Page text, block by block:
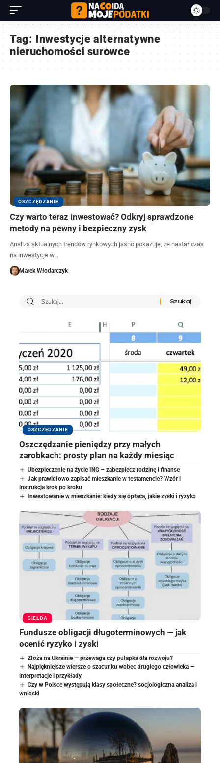
Tag: Inwestycje alternatywne
nieruchomości surowce
OSZCZĘDZANIE
Czy warto teraz inwestować? Odkryj sprawdzone
metody na pewny i bezpieczny zysk
Analiza aktualnych trendów rynkowych jasno pokazuje, że nastał czas
na inwestycje w…
Marek Włodarczyk
OSZCZĘDZANIE
Oszczędzanie pieniędzy przy małych
zarobkach: prosty plan na każdy miesiąc
Ubezpieczenie na życie ING – zabezpiecz rodzinę i finanse
Jak prawidłowo zapisać mieszkanie w testamencie? Wzór i
instrukcja krok po kroku
Inwestowanie w mieszkanie: kiedy się opłaca, jakie zyski i ryzyko
GIEŁDA
Fundusze obligacji długoterminowych — jak
ocenić ryzyko i zyski
Złoża na Ukrainie — przewaga czy pułapka dla rozwoju?
Najpiękniejsze wiersze o szacunku wobec drugiego człowieka —
interpretacje i przykłady
Czy w Polsce występują klasy społeczne? socjologiczna analiza i
wnioski